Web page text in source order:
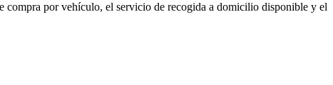
compra por vehículo, el servicio de recogida a domicilio disponible y el